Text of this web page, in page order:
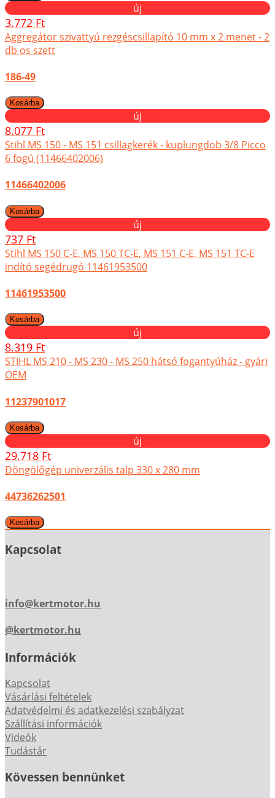
új
3.772 Ft
Aggregátor szivattyú rezgéscsillapító 10 mm x 2 menet - 2
db os szett
186-49
új
8.077 Ft
Stihl MS 150 - MS 151 csillagkerék - kuplungdob 3/8 Picco
6 fogú (11466402006)
11466402006
új
737 Ft
Stihl MS 150 C-E, MS 150 TC-E, MS 151 C-E, MS 151 TC-E
indító segédrugó 11461953500
11461953500
új
8.319 Ft
STIHL MS 210 - MS 230 - MS 250 hátsó fogantyúház - gyári
OEM
11237901017
új
29.718 Ft
Döngölőgép univerzális talp 330 x 280 mm
44736262501
Kapcsolat
info@kertmotor.hu
@kertmotor.hu
Információk
Kapcsolat
Vásárlási feltételek
Adatvédelmi és adatkezelési szabályzat
Szállítási információk
Videók
Tudástár
Kövessen bennünket